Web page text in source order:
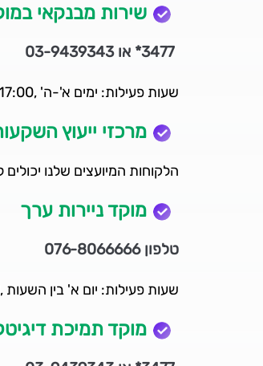
שירות מבנקאי
שעות פעילות: ימים א'-ה' ,08:00-17:00 ימי ו' וערבי חג 08:00-13:00
מרכזי ייעוץ
הלקוחות המיועצים שלנו
מוקד ניירות ערך
טלפון 076-8066666
שעות פעילות: יום א' בין השעות ,09:00-16:00 ימים ב'-ה' ,09:00-22:00 יום ו' 09:00-13:00
מוקד תמיכת